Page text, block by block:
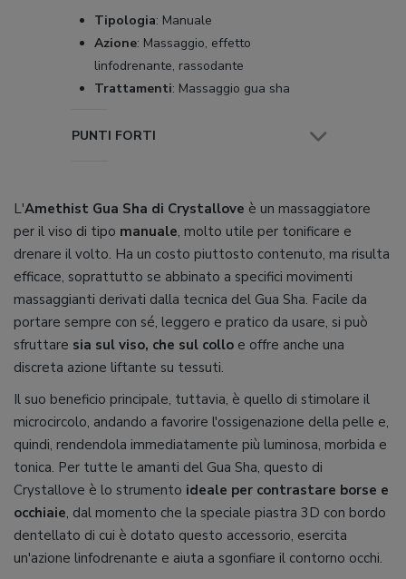
Tipologia: Manuale
Azione: Massaggio, effetto
linfodrenante, rassodante
Trattamenti: Massaggio gua sha
PUNTI FORTI
L'Amethist Gua Sha di Crystallove è un massaggiatore
per il viso di tipo manuale, molto utile per tonificare e
drenare il volto. Ha un costo piuttosto contenuto, ma risulta
efficace, soprattutto se abbinato a specifici movimenti
massaggianti derivati dalla tecnica del Gua Sha. Facile da
portare sempre con sé, leggero e pratico da usare, si può
sfruttare sia sul viso, che sul collo e offre anche una
discreta azione liftante su tessuti.
Il suo beneficio principale, tuttavia, è quello di stimolare il
microcircolo, andando a favorire l'ossigenazione della pelle e,
quindi, rendendola immediatamente più luminosa, morbida e
tonica. Per tutte le amanti del Gua Sha, questo di
Crystallove è lo strumento ideale per contrastare borse e
occhiaie, dal momento che la speciale piastra 3D con bordo
dentellato di cui è dotato questo accessorio, esercita
un'azione linfodrenante e aiuta a sgonfiare il contorno occhi.